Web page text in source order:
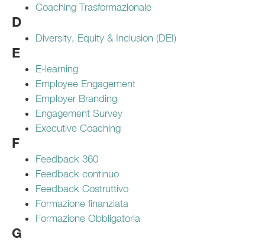
Coaching Trasformazionale
D
Diversity, Equity & Inclusion (DEI)
E
E-learning
Employee Engagement
Employer Branding
Engagement Survey
Executive Coaching
F
Feedback 360
Feedback continuo
Feedback Costruttivo
Formazione finanziata
Formazione Obbligatoria
G